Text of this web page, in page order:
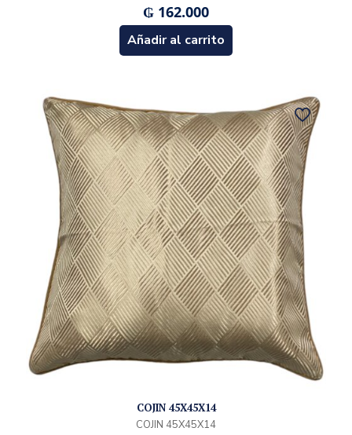
₲ 162.000
Añadir al carrito
COJIN 45X45X14
COJIN 45X45X14